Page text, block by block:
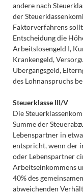
andere nach
der
Faktorverfahrens
Entscheidung die
Arbeitslosengeld I,
Krankengeld,
Übergangsgeld,
des Lohnanspruchs
Steuerklasse III/V
Die
Summe der
Lebenspartner in
entspricht, wenn der
oder Lebenspartner
Arbeitseinkommens
40% des
abweichenden